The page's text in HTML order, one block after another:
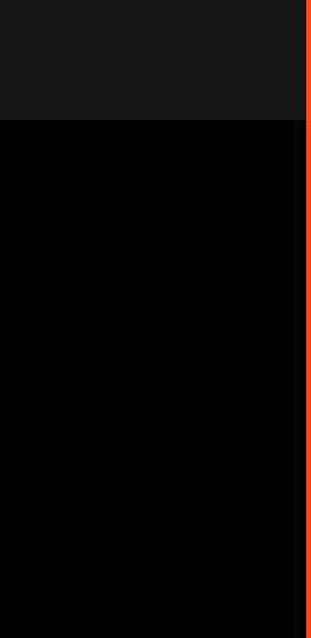
gauche
droite